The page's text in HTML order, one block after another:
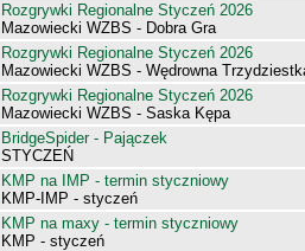
Rozgrywki Regionalne Styczeń 2026
Mazowiecki WZBS - Dobra Gra
Rozgrywki Regionalne Styczeń 2026
Mazowiecki WZBS - Wędrowna
Rozgrywki Regionalne Styczeń 2026
Mazowiecki WZBS - Saska Kępa
BridgeSpider - Pajączek
STYCZEŃ
KMP na IMP - termin styczniowy
KMP-IMP - styczeń
KMP na maxy - termin styczniowy
KMP - styczeń